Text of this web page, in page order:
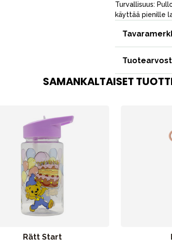
Turvallisuus:
käyttää pienille
SAMANKALTAISET
Rätt Start
VÅRT SORTIMENT
Äiti & Isä